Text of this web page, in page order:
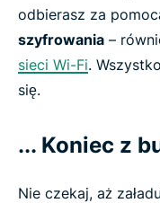
odbierasz za
szyfrowania –
sieci Wi-Fi.
się.
... Koniec z
Nie czekaj, aż